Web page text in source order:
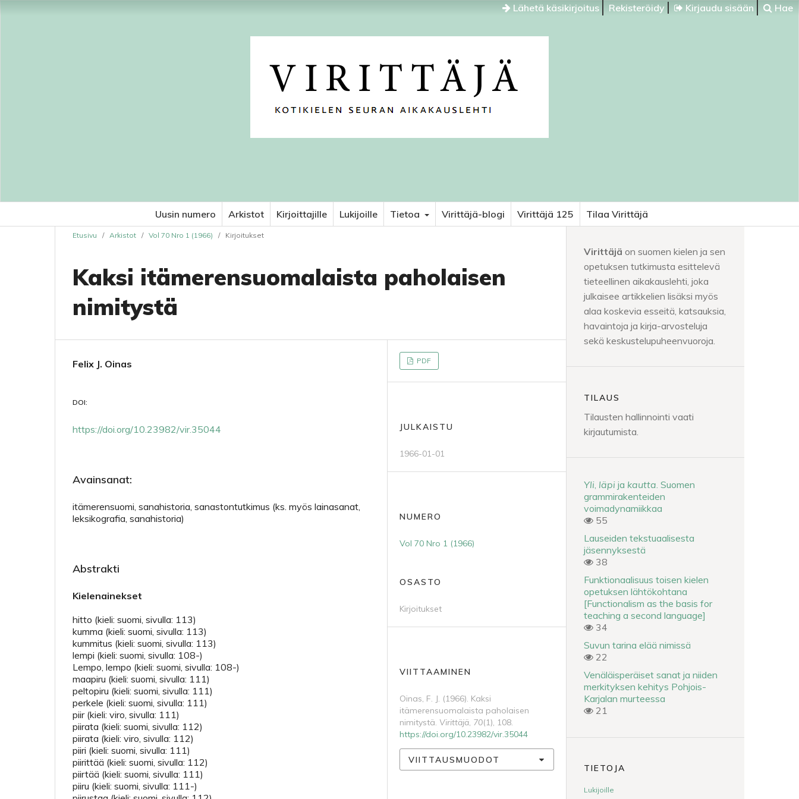
Lähetä käsikirjoitus Rekisteröidy Kirjaudu sisään Hae
Uusin numero Arkistot Kirjoittajille Lukijoille Tietoa Virittäjä-blogi Virittäjä 125 Tilaa Virittäjä
Etusivu / Arkistot / Vol 70 Nro 1 (1966) / Kirjoitukset
Kaksi itämerensuomalaista paholaisen
nimitystä
Felix J. Oinas
DOI:
https://doi.org/10.23982/vir.35044
Avainsanat:
itämerensuomi, sanahistoria, sanastontutkimus (ks. myös lainasanat,
leksikografia, sanahistoria)
Abstrakti
Kielenainekset
hitto (kieli: suomi, sivulla: 113)
kumma (kieli: suomi, sivulla: 113)
kummitus (kieli: suomi, sivulla: 113)
lempi (kieli: suomi, sivulla: 108-)
Lempo, lempo (kieli: suomi, sivulla: 108-)
maapiru (kieli: suomi, sivulla: 111)
peltopiru (kieli: suomi, sivulla: 111)
perkele (kieli: suomi, sivulla: 111)
piir (kieli: viro, sivulla: 111)
piirata (kieli: suomi, sivulla: 112)
piirata (kieli: viro, sivulla: 112)
piiri (kieli: suomi, sivulla: 111)
piirittää (kieli: suomi, sivulla: 112)
piirtää (kieli: suomi, sivulla: 111)
piiru (kieli: suomi, sivulla: 111-)
PDF
JULKAISTU
1966-01-01
NUMERO
Vol 70 Nro 1 (1966)
OSASTO
Kirjoitukset
VIITTAAMINEN
Oinas, F. J. (1966). Kaksi
itämerensuomalaista paholaisen
nimitystä. Virittäjä, 70(1), 108.
https://doi.org/10.23982/vir.35044
VIITTAUSMUODOT
Virittäjä on suomen kielen ja sen
opetuksen tutkimusta esittelevä
tieteellinen aikakauslehti, joka
julkaisee artikkelien lisäksi myös
alaa koskevia esseitä, katsauksia,
havaintoja ja kirja-arvosteluja
sekä keskustelupuheenvuoroja.
TILAUS
Tilausten hallinnointi vaati
kirjautumista.
Yli läpi ja kautta . Suomen
grammirakenteiden
voimadynamiikkaa
55
Lauseiden tekstuaalisesta
jäsennyksestä
38
Funktionaalisuus toisen kielen
opetuksen lähtökohtana
[Functionalism as the basis for
teaching a second language]
34
Suvun tarina elää nimissä
22
Venäläisperäiset sanat ja niiden
merkityksen kehitys Pohjois-
Karjalan murteessa
21
TIETOJA
Lukijoille